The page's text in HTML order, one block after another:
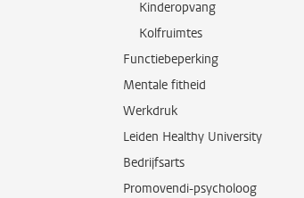
Kinderopvang
Kolfruimtes
Functiebeperking
Mentale fitheid
Werkdruk
Leiden Healthy University
Bedrijfsarts
Promovendi-psycholoog